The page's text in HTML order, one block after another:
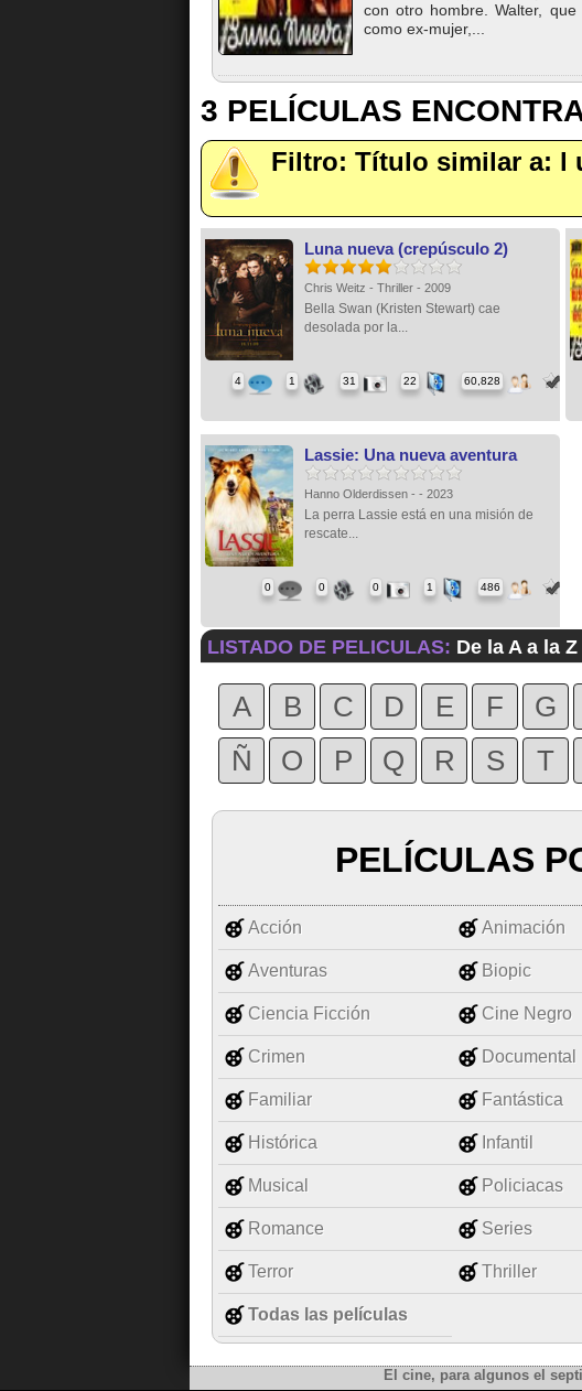
con otro hombre. Walter,
como ex-mujer,...
3 PELÍCULAS
Filtro: Título similar a: l
Luna nueva (crepúsculo 2)
Chris Weitz - Thriller - 2009
Bella Swan (Kristen Stewart) cae
desolada por la...
4 1 31 22 60,828
Lassie: Una nueva aventura
Hanno Olderdissen - - 2023
La perra Lassie está en una misión de
rescate...
0 0 0 1 486
LISTADO DE PELICULAS: De la A a la Z
A B C D E F G
Ñ
O P Q R S T
PELÍCULAS
Acción Animación
Aventuras Biopic
Ciencia Ficción Cine Negro
Crimen Documental
Familiar Fantástica
Histórica Infantil
Musical Policiacas
Romance Series
Terror Thriller
Todas las películas
El cine, para algunos el